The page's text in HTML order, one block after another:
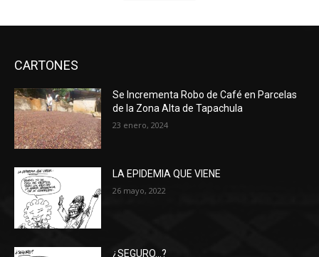
CARTONES
Se Incrementa Robo de Café en Parcelas
de la Zona Alta de Tapachula
23 enero, 2024
LA EPIDEMIA QUE VIENE
26 mayo, 2022
¿SEGURO…?